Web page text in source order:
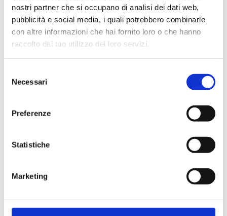
nostri partner che si occupano di analisi dei dati web,
pubblicità e social media, i quali potrebbero combinarle
con altre informazioni che hai fornito loro o che hanno
raccolto dal tuo utilizzo dei loro servizi.
delNecessari
Preferenze
Statistiche
Marketing
Cliente già registrato